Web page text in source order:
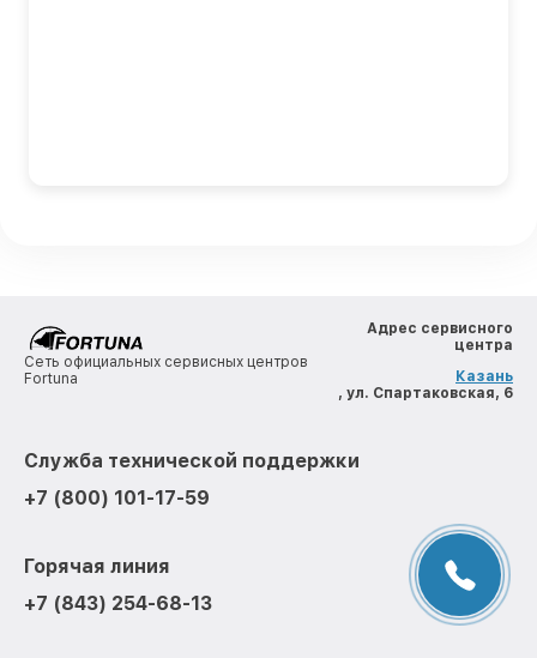
Сеть официальных сервисных центров
Fortuna
Адрес сервисного
центра
Казань
, ул. Спартаковская, 6
Служба технической поддержки
+7 (800) 101-17-59
Горячая линия
+7 (843) 254-68-13